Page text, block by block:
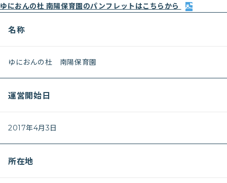
ゆにおんの杜 南陽保育園のパンフレットはこちらから
名称
ゆにおんの杜 南陽保育園
運営開始日
2017年4月3日
所在地